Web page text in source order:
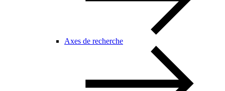
Axes de recherche